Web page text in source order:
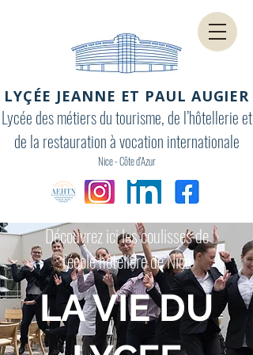
LYÇÉE JEANNE ET PAUL AUGIER
Lycée des métiers du tourisme, de l’hôtellerie et
de la restauration à vocation internationale
Nice - Côte d'Azur
Découvrez ici les coulisses de
l'école hôtelière de Nice
LA VIE DU